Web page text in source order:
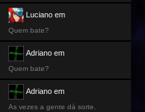
Luciano em
Quem bate?
Adriano em
Quem bate?
Adriano em
As vezes a gente dá sorte.